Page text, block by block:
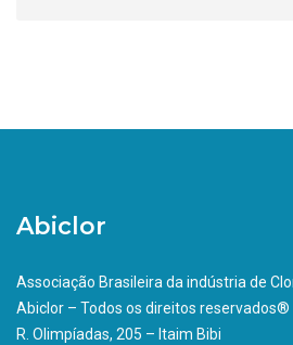
Abiclor
Associação Brasileira da indústria de
Abiclor – Todos os direitos reservados®
R. Olimpíadas, 205 – Itaim Bibi